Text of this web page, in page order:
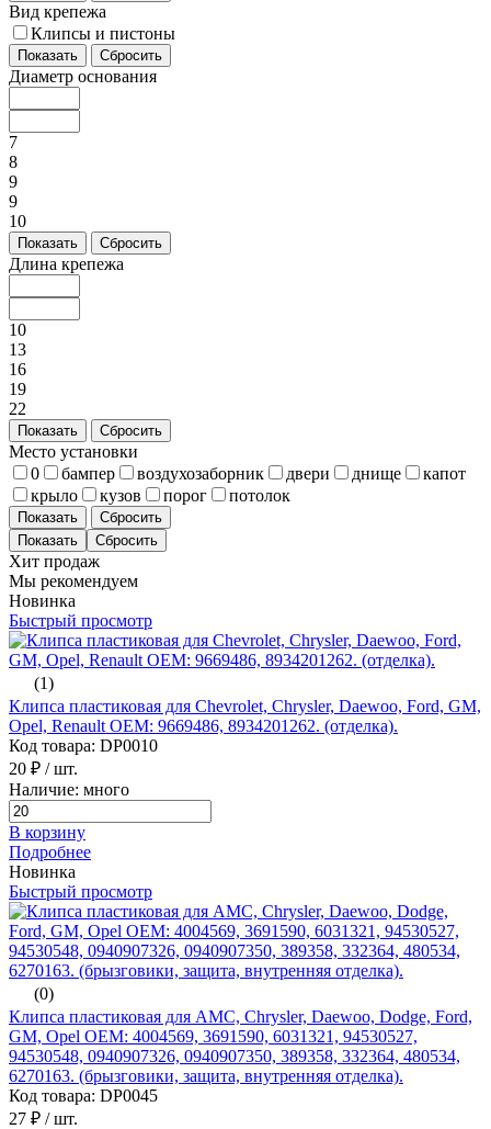
Вид крепежа
Клипсы и пистоны
Показать Сбросить
Диаметр основания
7
8
9
9
10
Показать Сбросить
Длина крепежа
10
13
16
19
22
Показать Сбросить
Место установки
0
бампер воздухозаборник двери днище
капот
крыло
кузов порог потолок
Показать Сбросить
Хит продаж
Мы рекомендуем
Новинка
Быстрый просмотр
(1)
Клипса пластиковая для Chevrolet, Chrysler, Daewoo, Ford, GM,
Opel, Renault ОЕМ: 9669486, 8934201262. (отделка).
Код товара: DP0010
20 ₽ / шт.
Наличие: много
В корзину
Подробнее
Новинка
Быстрый просмотр
(0)
Клипса пластиковая для AMC, Chrysler, Daewoo, Dodge, Ford,
GM, Opel ОЕМ: 4004569, 3691590, 6031321, 94530527,
94530548, 0940907326, 0940907350, 389358, 332364, 480534,
6270163. (брызговики, защита, внутренняя отделка).
Код товара: DP0045
27 ₽ / шт.